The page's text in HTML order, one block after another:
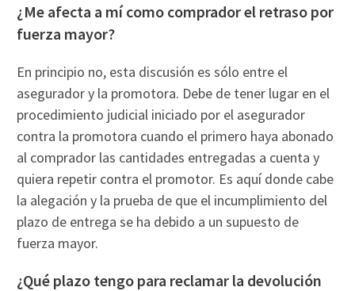
¿Me afecta a mí como comprador el retraso por
fuerza mayor?
En principio no, esta discusión es sólo entre el
asegurador y la promotora. Debe de tener lugar en el
procedimiento judicial iniciado por el asegurador
contra la promotora cuando el primero haya abonado
al comprador las cantidades entregadas a cuenta y
quiera repetir contra el promotor. Es aquí donde cabe
la alegación y la prueba de que el incumplimiento del
plazo de entrega se ha debido a un supuesto de
fuerza mayor.
¿Qué plazo tengo para reclamar la devolución